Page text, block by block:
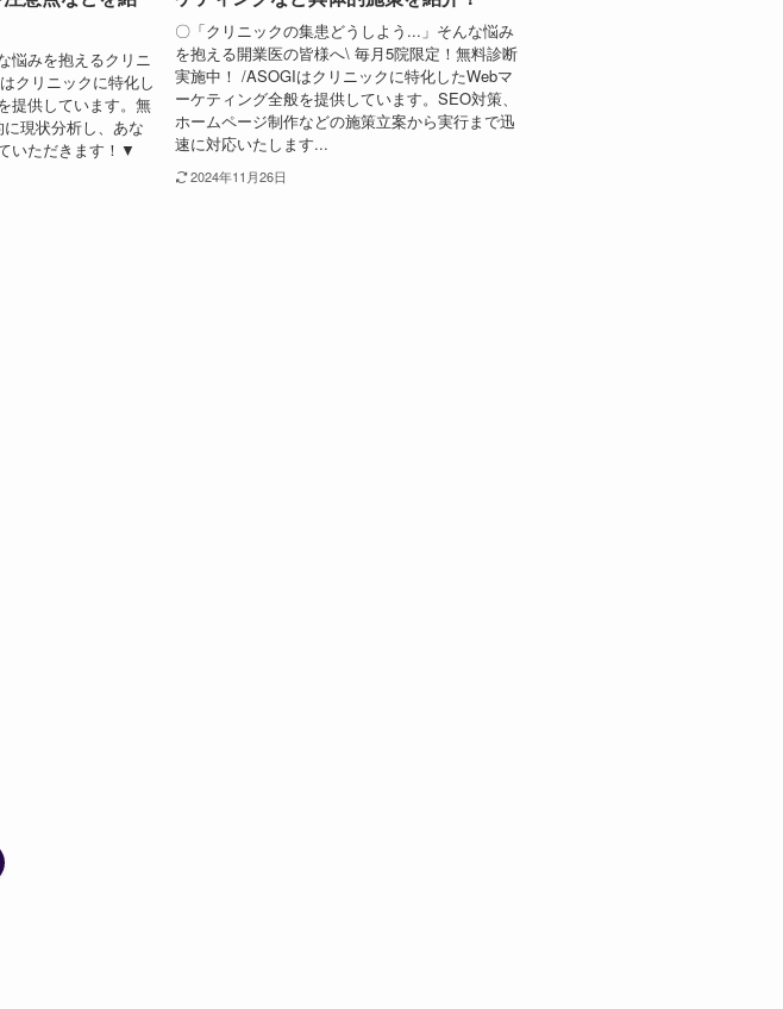
悩みを抱えるクリニ
クリニックに特化し
提供しています。無
現状分析し、あな
いただきます！▼
〇「クリニックの集患どうしよう...」そんな悩み
を抱える開業医の皆様へ\ 毎月5院限定！無料診断
実施中！ /ASOGIはクリニックに特化したWebマ
ーケティング全般を提供しています。SEO対策、
ホームページ制作などの施策立案から実行まで迅
速に対応いたします...
2024年11月26日